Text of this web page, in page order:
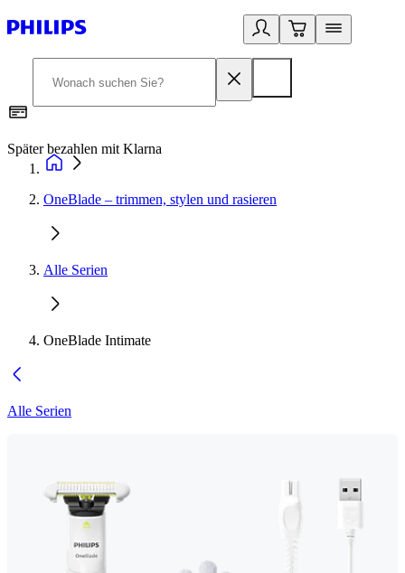
Später bezahlen mit Klarna
OneBlade – trimmen, stylen und rasieren
Alle Serien
OneBlade Intimate
Alle Serien